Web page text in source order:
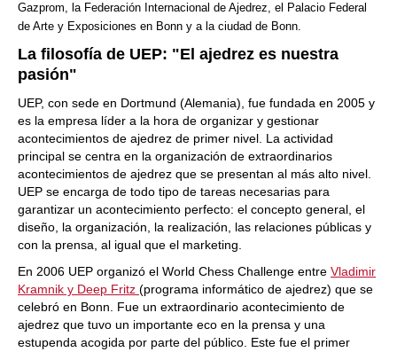
Gazprom, la Federación Internacional de Ajedrez, el Palacio Federal
de Arte y Exposiciones en Bonn y a la ciudad de Bonn.
La filosofía de UEP: "El ajedrez es nuestra
pasión"
UEP, con sede en Dortmund (Alemania), fue fundada en 2005 y
es la empresa líder a la hora de organizar y gestionar
acontecimientos de ajedrez de primer nivel. La actividad
principal se centra en la organización de extraordinarios
acontecimientos de ajedrez que se presentan al más alto nivel.
UEP se encarga de todo tipo de tareas necesarias para
garantizar un acontecimiento perfecto: el concepto general, el
diseño, la organización, la realización, las relaciones públicas y
con la prensa, al igual que el marketing.
En 2006 UEP organizó el World Chess Challenge entre Vladimir
Kramnik y Deep Fritz (programa informático de ajedrez) que se
celebró en Bonn. Fue un extraordinario acontecimiento de
ajedrez que tuvo un importante eco en la prensa y una
estupenda acogida por parte del público. Este fue el primer